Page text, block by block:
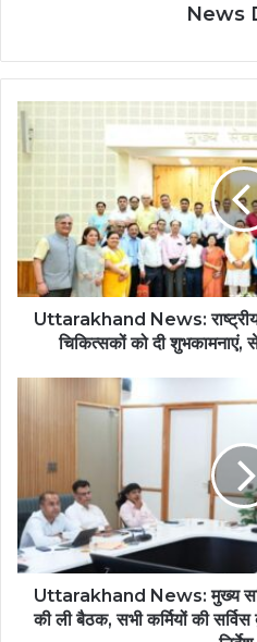
News
Uttarakhand News: राष्ट्रीय
चिकित्सकों को दी शुभकामनाएं,
Uttarakhand News: मुख्य
की ली बैठक, सभी कर्मियों की